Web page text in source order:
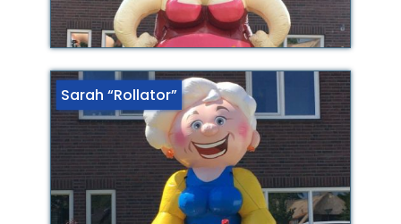
Sarah “Rollator”